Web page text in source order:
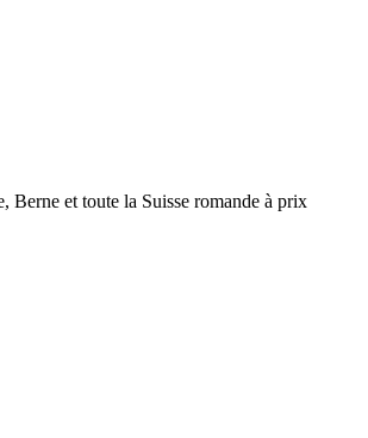
Berne et toute la Suisse romande à prix